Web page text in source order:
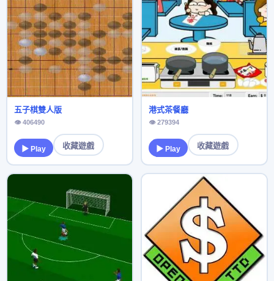
五子棋雙人版
👁 406490
▶ Play 收藏遊戲
港式茶餐廳
👁 279394
▶ Play 收藏遊戲